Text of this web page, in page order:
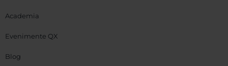
Academia
Evenimente QX
Blog